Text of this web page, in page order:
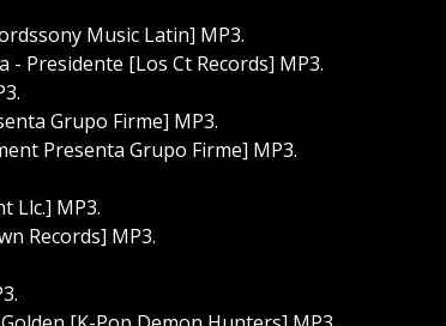
Music Latin] MP3.
Presidente [Los Ct Records] MP3.
Grupo Firme] MP3.
Presenta Grupo Firme] MP3.
Llc.] MP3.
Records] MP3.